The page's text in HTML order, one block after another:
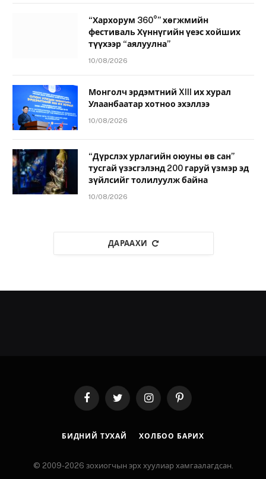
“Хархорум 360°” хөгжмийн
фестиваль Хүннүгийн үеэс хойших
түүхээр “аялуулна”
10/08/2026
Монголч эрдэмтний XIII их хурал
Улаанбаатар хотноо эхэллээ
10/08/2026
“Дүрслэх урлагийн оюуны өв сан”
тусгай үзэсгэлэнд 200 гаруй үзмэр эд
зүйлсийг толилуулж байна
10/08/2026
ДАРААХИ
FacebookTwitter InstagramPinterest
БИДНИЙ ТУХАЙ ХОЛБОО БАРИХ
© 2009-2026 зохиогчын эрх хуулиар хамгаалагдсан.